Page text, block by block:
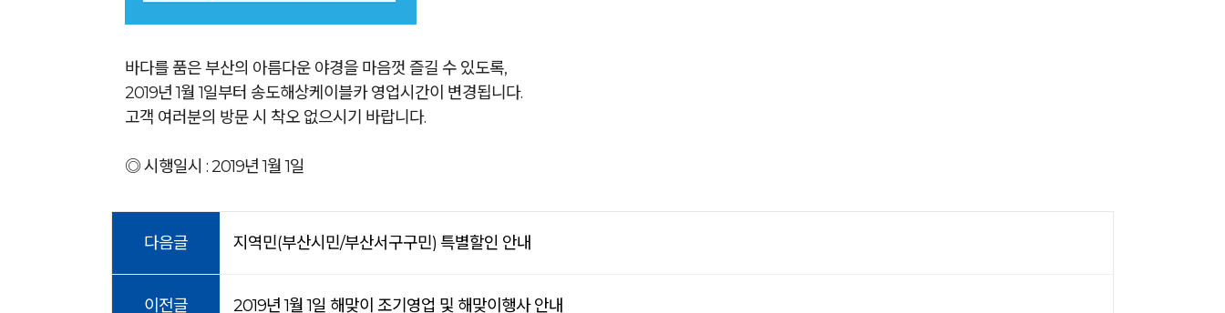
바다를 품은 부산의 아름다운 야경을 마음껏 즐길 수 있도록,
2019년 1월 1일부터 송도해상케이블카 영업시간이 변경됩니다.
고객 여러분의 방문 시 착오 없으시기 바랍니다.
◎ 시행일시 : 2019년 1월 1일
다음글 지역민(부산시민/부산서구구민) 특별할인 안내
이전글 2019년 1월 1일 해맞이 조기영업 및 해맞이행사 안내